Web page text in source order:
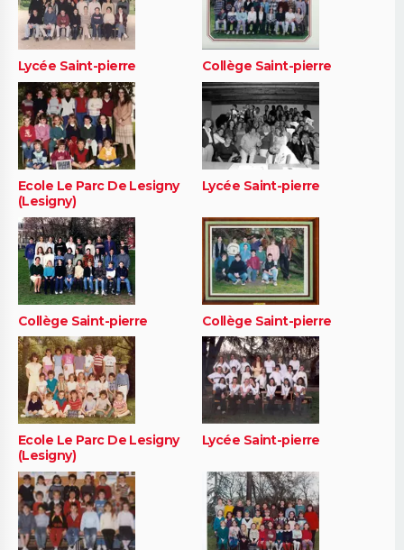
Lycée Saint-pierre Collège Saint-pierre
Ecole Le Parc De Lesigny
(Lesigny)
Lycée Saint-pierre
Collège Saint-pierre Collège Saint-pierre
Ecole Le Parc De Lesigny
(Lesigny)
Lycée Saint-pierre